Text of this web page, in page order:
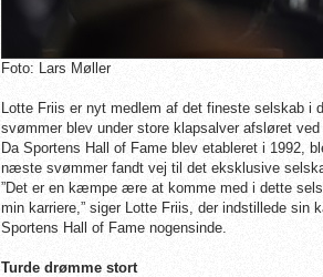
Foto: Lars Møller
Lotte Friis er nyt medlem af det fineste selskab i
svømmer blev under store klapsalver afsløret
Da Sportens Hall of Fame blev etableret i 1992,
næste svømmer fandt vej til det eksklusive
”Det er en kæmpe ære at komme med i dette
min karriere,” siger Lotte Friis, der indstillede sin
Sportens Hall of Fame nogensinde.
Turde drømme stort